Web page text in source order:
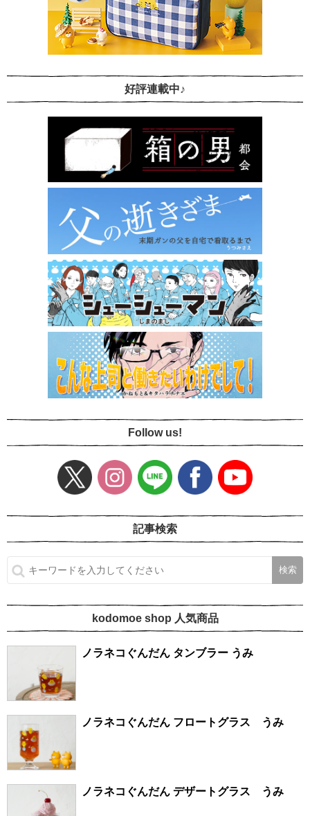
好評連載中♪
Follow us!
記事検索
kodomoe shop 人気商品
ノラネコぐんだん タンブラー うみ
ノラネコぐんだん フロートグラス うみ
ノラネコぐんだん デザートグラス うみ